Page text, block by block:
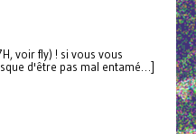
voir fly) ! si vous vous
d'être pas mal entamé…]